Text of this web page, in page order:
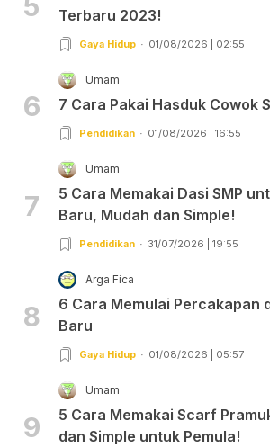
Terbaru 2023!
Gaya Hidup 01/08/2026 | 02:55
6
Umam
7 Cara Pakai Hasduk Cowok
Pendidikan 01/08/2026 | 16:55
7
Umam
5 Cara Memakai Dasi SMP
Baru, Mudah dan Simple!
Pendidikan 31/07/2026 | 19:55
8
Arga Fica
6 Cara Memulai Percakapan
Baru
Gaya Hidup 01/08/2026 | 05:57
9
Umam
5 Cara Memakai Scarf
dan Simple untuk Pemula!